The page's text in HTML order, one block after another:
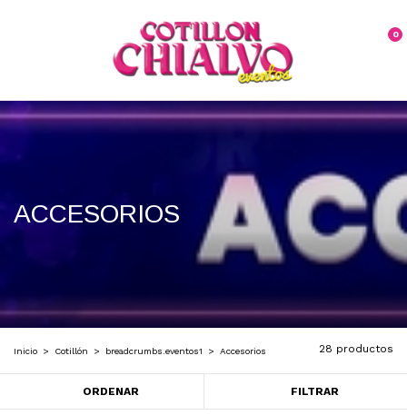
0
ACCESORIOS
Inicio > Cotillón > breadcrumbs.eventos1 > Accesorios 28 productos
ORDENAR FILTRAR